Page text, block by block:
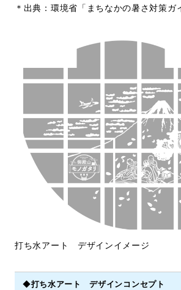
＊出典：環境省「まちなかの暑さ対策ガ
打ち水アート デザインイメージ
◆打ち水アート デザインコンセプト